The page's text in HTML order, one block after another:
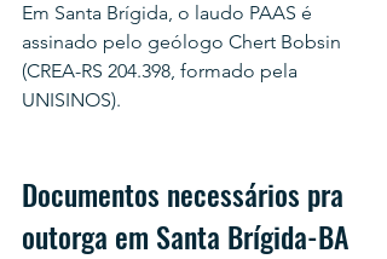
Em Santa Brígida, o laudo PAAS é
assinado pelo geólogo Chert Bobsin
(CREA-RS 204.398, formado pela
UNISINOS).
Documentos necessários pra
outorga em Santa Brígida-BA